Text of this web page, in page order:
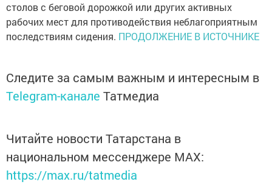
столов с беговой дорожкой или других активных
рабочих мест для противодействия неблагоприятным
последствиям сидения. ПРОДОЛЖЕНИЕ В ИСТОЧНИКЕ
Следите за самым важным и интересным в
Telegram-канале Татмедиа
Читайте новости Татарстана в
национальном мессенджере MАХ:
https://max.ru/tatmedia